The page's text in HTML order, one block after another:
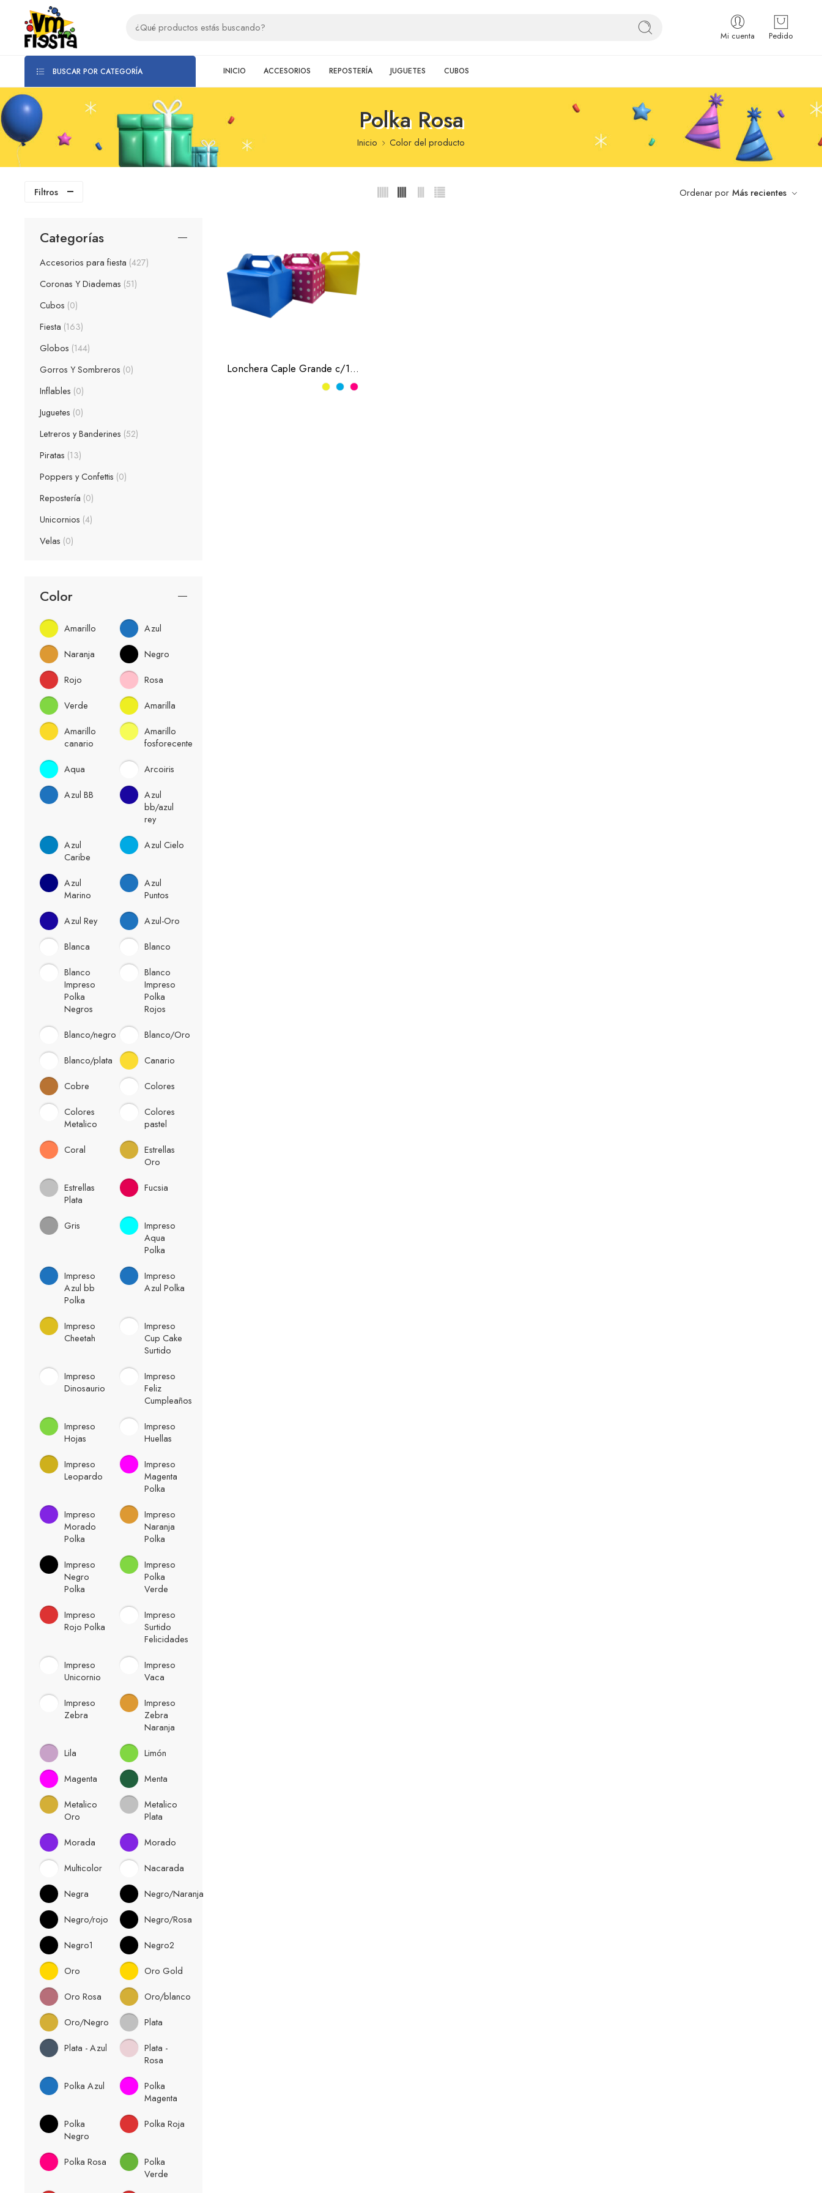
Mi cuenta Pedido
BUSCAR POR CATEGORÍA INICIO ACCESORIOS REPOSTERÍA JUGUETES CUBOS
Polka Rosa
Inicio Color del producto
Filtros Ordenar por Más recientes
Lonchera Caple Grande c/10 pzas (Docena)
Amarillo
Verde
Polka Azul
Categorías
Accesorios para fiesta 427
Coronas Y Diademas 51
Cubos 0
Fiesta 163
Globos 144
Gorros Y Sombreros 0
Inflables 0
Juguetes 0
Letreros y Banderines 52
Piratas 13
Poppers y Confettis 0
Repostería 0
Unicornios 4
Velas 0
Color
Amarillo
Azul
Naranja
Negro
Rojo
Rosa
Verde
Amarilla
Amarillo
canario
Amarillo
fosforecente
Aqua
Arcoiris
Azul BB
Azul
bb/azul
rey
Azul
Caribe
Azul Cielo
Azul
Marino
Azul
Puntos
Azul Rey
Azul-Oro
Blanca
Blanco
Blanco
Impreso
Polka
Negros
Blanco
Impreso
Polka
Rojos
Blanco/negro
Blanco/Oro
Blanco/plata
Canario
Cobre
Colores
Colores
Metalico
Colores
pastel
Coral
Estrellas
Oro
Estrellas
Plata
Fucsia
Gris
Impreso
Aqua
Polka
Impreso
Azul bb
Polka
Impreso
Azul Polka
Impreso
Cheetah
Impreso
Cup Cake
Surtido
Impreso
Dinosaurio
Impreso
Feliz
Cumpleaños
Impreso
Hojas
Impreso
Huellas
Impreso
Leopardo
Impreso
Magenta
Polka
Impreso
Morado
Polka
Impreso
Naranja
Polka
Impreso
Negro
Polka
Impreso
Polka
Verde
Impreso
Rojo Polka
Impreso
Surtido
Felicidades
Impreso
Unicornio
Impreso
Vaca
Impreso
Zebra
Impreso
Zebra
Naranja
Lila
Limón
Magenta
Menta
Metalico
Oro
Metalico
Plata
Morada
Morado
Multicolor
Nacarada
Negra
Negro/Naranja
Negro/rojo
Negro/Rosa
Negro1
Negro2
Oro
Oro Gold
Oro Rosa
Oro/blanco
Oro/Negro
Plata
Plata - Azul
Plata -
Rosa
Polka Azul
Polka
Magenta
Polka
Negro
Polka Roja
Polka Rosa
Polka
Verde